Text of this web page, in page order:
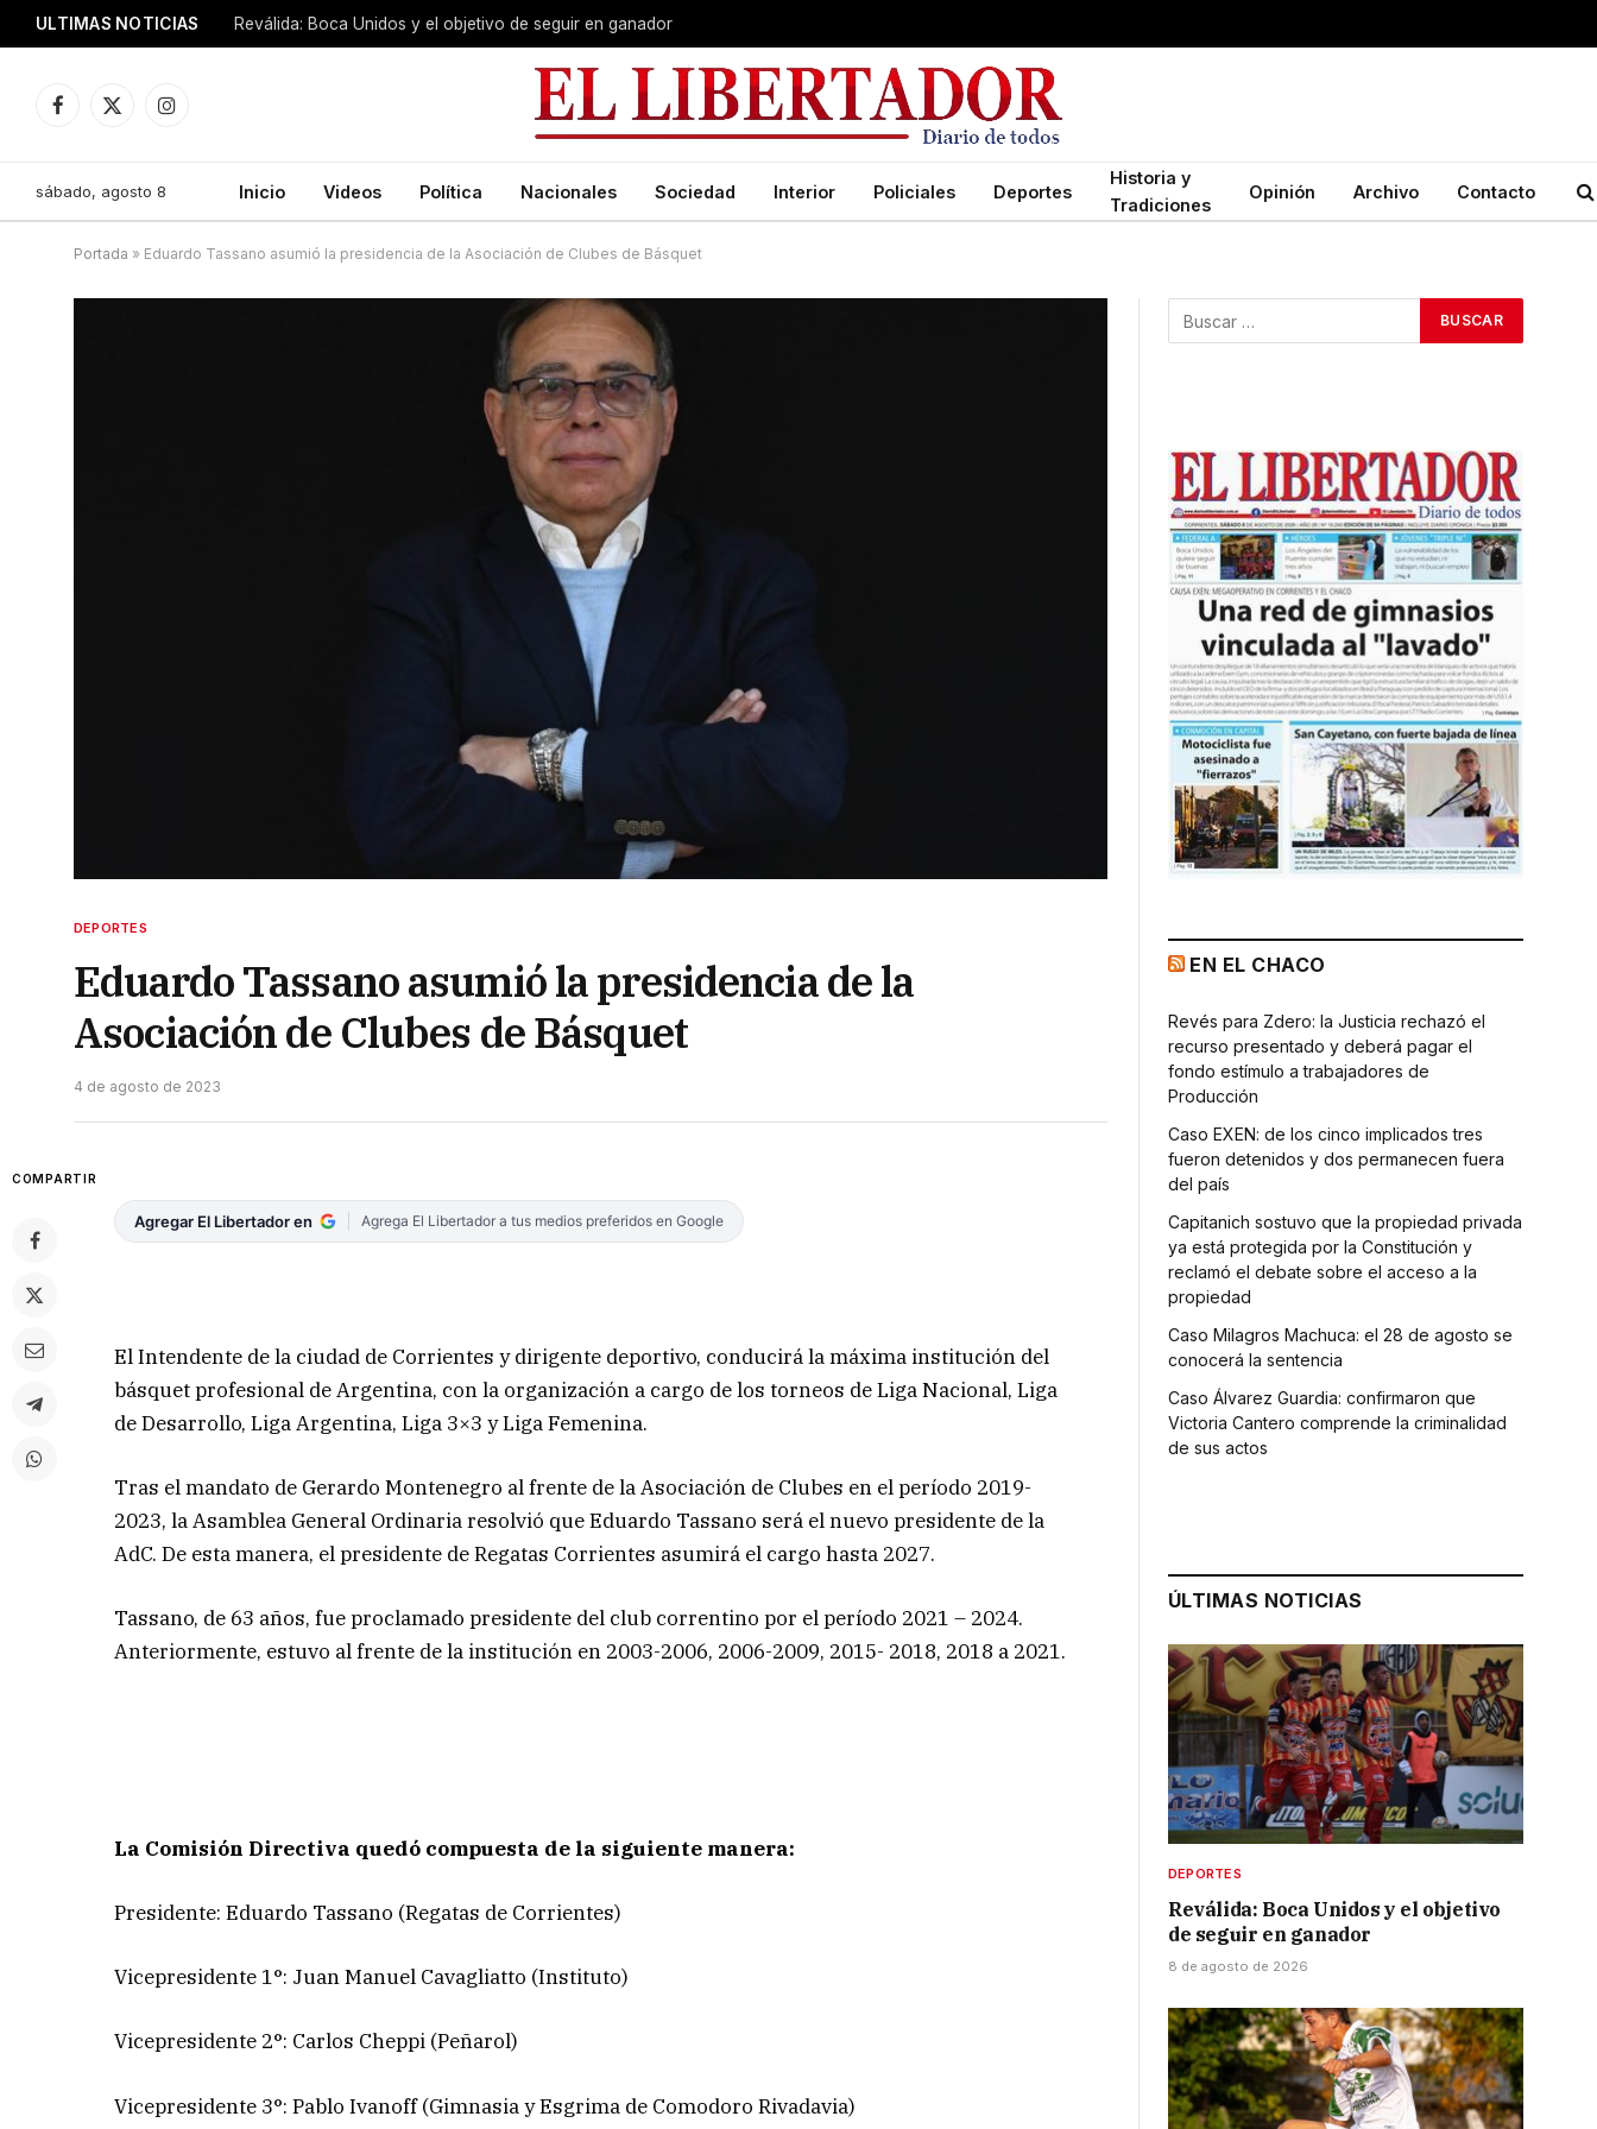
ULTIMAS NOTICIAS Reválida: Boca Unidos y el objetivo de seguir en ganador
Facebook
X
Instagram
sábado, agosto 8 Inicio Videos Política Nacionales Sociedad Interior Policiales Deportes
Historia y
Tradiciones
Opinión Archivo Contacto
Portada » Eduardo Tassano asumió la presidencia de la Asociación de Clubes de Básquet
DEPORTES
Eduardo Tassano asumió la presidencia de la
Asociación de Clubes de Básquet
4 de agosto de 2023
COMPARTIR
Agregar El Libertador en Agrega El Libertador a tus medios preferidos en Google
El Intendente de la ciudad de Corrientes y dirigente deportivo, conducirá la máxima institución del
básquet profesional de Argentina, con la organización a cargo de los torneos de Liga Nacional, Liga
de Desarrollo, Liga Argentina, Liga 3×3 y Liga Femenina.
Tras el mandato de Gerardo Montenegro al frente de la Asociación de Clubes en el período 2019-
2023, la Asamblea General Ordinaria resolvió que Eduardo Tassano será el nuevo presidente de la
AdC. De esta manera, el presidente de Regatas Corrientes asumirá el cargo hasta 2027.
Tassano, de 63 años, fue proclamado presidente del club correntino por el período 2021 – 2024.
Anteriormente, estuvo al frente de la institución en 2003-2006, 2006-2009, 2015- 2018, 2018 a 2021.
La Comisión Directiva quedó compuesta de la siguiente manera:
Presidente: Eduardo Tassano (Regatas de Corrientes)
Vicepresidente 1°: Juan Manuel Cavagliatto (Instituto)
Vicepresidente 2°: Carlos Cheppi (Peñarol)
Vicepresidente 3°: Pablo Ivanoff (Gimnasia y Esgrima de Comodoro Rivadavia)
EN EL CHACO
Revés para Zdero: la Justicia rechazó el
recurso presentado y deberá pagar el
fondo estímulo a trabajadores de
Producción
Caso EXEN: de los cinco implicados tres
fueron detenidos y dos permanecen fuera
del país
Capitanich sostuvo que la propiedad privada
ya está protegida por la Constitución y
reclamó el debate sobre el acceso a la
propiedad
Caso Milagros Machuca: el 28 de agosto se
conocerá la sentencia
Caso Álvarez Guardia: confirmaron que
Victoria Cantero comprende la criminalidad
de sus actos
ÚLTIMAS NOTICIAS
DEPORTES
Reválida: Boca Unidos y el objetivo
de seguir en ganador
8 de agosto de 2026